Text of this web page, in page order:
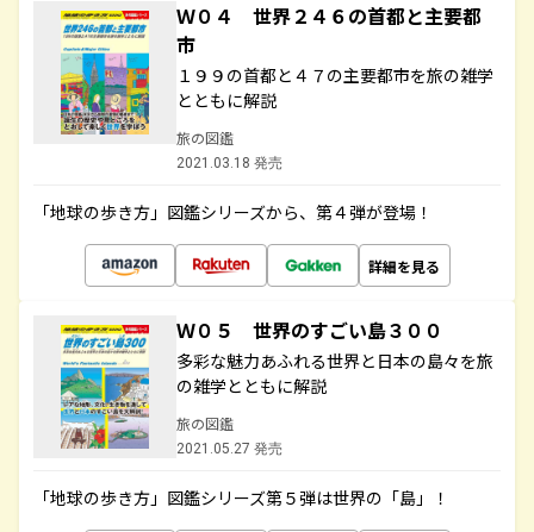
Ｗ０４ 世界２４６の首都と主要都
市
１９９の首都と４７の主要都市を旅の雑学
とともに解説
旅の図鑑
2021.03.18 発売
「地球の歩き方」図鑑シリーズから、第４弾が登場！
詳細を見る
Ｗ０５ 世界のすごい島３００
多彩な魅力あふれる世界と日本の島々を旅
の雑学とともに解説
旅の図鑑
2021.05.27 発売
「地球の歩き方」図鑑シリーズ第５弾は世界の「島」！